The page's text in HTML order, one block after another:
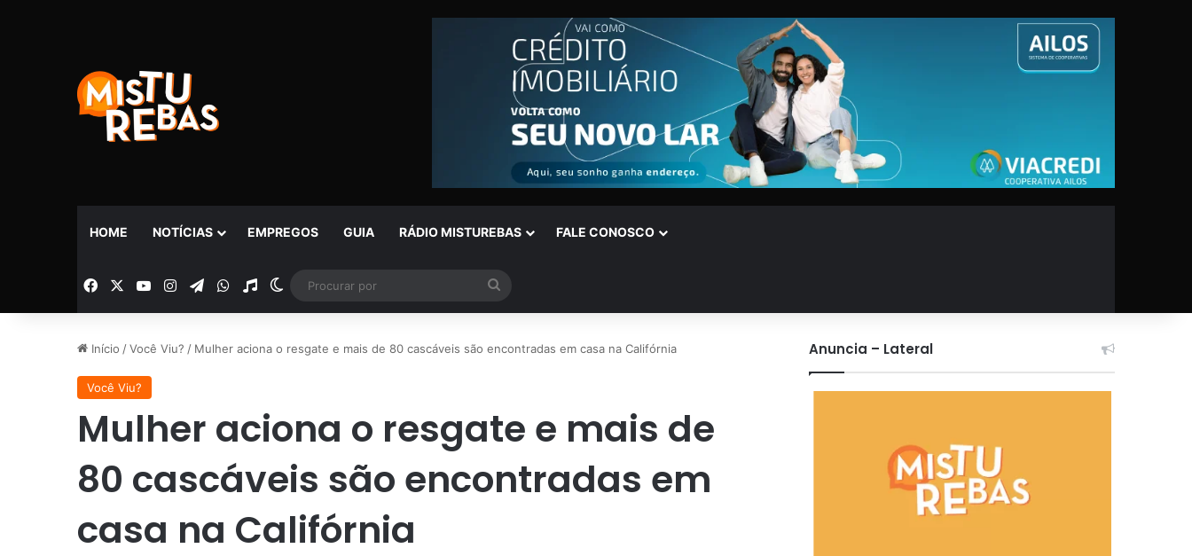
HOME NOTÍCIAS EMPREGOS GUIA RÁDIO MISTUREBAS FALE CONOSCO
Facebook YouTubeInstagramTelegramWhatsApp
Rádio Switch skin
por
Início /Você Viu? / Mulher aciona o resgate e mais de 80 cascáveis são encontradas em casa na Califórnia
Você Viu?
Mulher aciona o resgate e mais de
80 cascáveis são encontradas em
casa na Califórnia
Anuncia – Lateral